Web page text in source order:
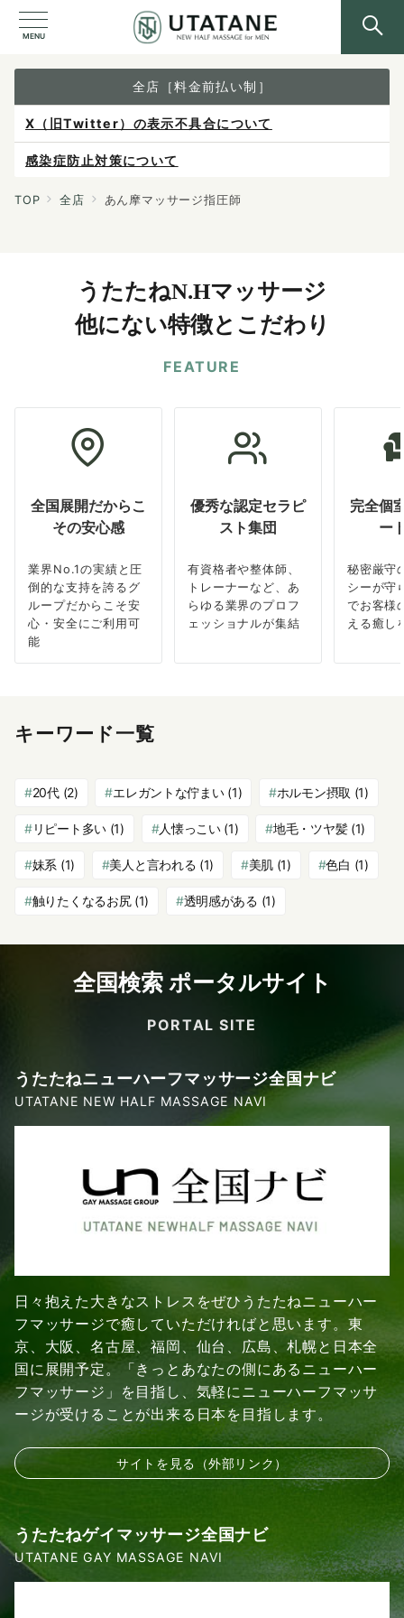
MENU
全店［料金前払い制］
X（旧Twitter）の表示不具合について
感染症防止対策について
ご予約は各店へ直接お問い合わせください。
TOP 全店 あん摩マッサージ指圧師
うたたねN.Hマッサージ
他にない特徴とこだわり
FEATURE
全国展開だからこ
その安心感
業界No.1の実績と圧
倒的な支持を誇るグ
ループだからこそ安
心・安全にご利用可
能
優秀な認定セラピ
スト集団
有資格者や整体師、
トレーナーなど、あ
らゆる業界のプロフ
ェッショナルが集結
完全個
ー
秘密厳守
シーが守
でお客様
える癒し
キーワード一覧
20代(2) エレガントな佇まい(1) ホルモン摂取 (1)
リピート多い(1) 人懐っこい(1) 地毛・ツヤ髪(1)
妹系 (1) 美人と言われる (1) 美肌 (1) 色白 (1)
触りたくなるお尻(1) 透明感がある (1)
全国検索 ポータルサイト
PORTAL SITE
うたたねニューハーフマッサージ全国ナビ
UTATANE NEW HALF MASSAGE NAVI
日々抱えた大きなストレスをぜひうたたねニューハー
フマッサージで癒していただければと思います。東
京、大阪、名古屋、福岡、仙台、広島、札幌と日本全
国に展開予定。「きっとあなたの側にあるニューハー
フマッサージ」を目指し、気軽にニューハーフマッサ
ージが受けることが出来る日本を目指します。
サイトを見る（外部リンク）
うたたねゲイマッサージ全国ナビ
UTATANE GAY MASSAGE NAVI